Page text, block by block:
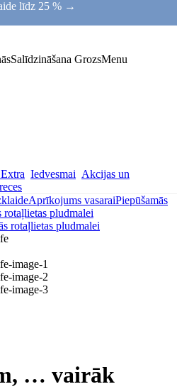
līdz 25 % →
Salīdzināšana GrozsMenu
Iedvesmai Akcijas un
Aprīkojums vasaraiPiepūšamās
rotaļlietas pludmalei
rotaļlietas pludmalei
, … vairāk